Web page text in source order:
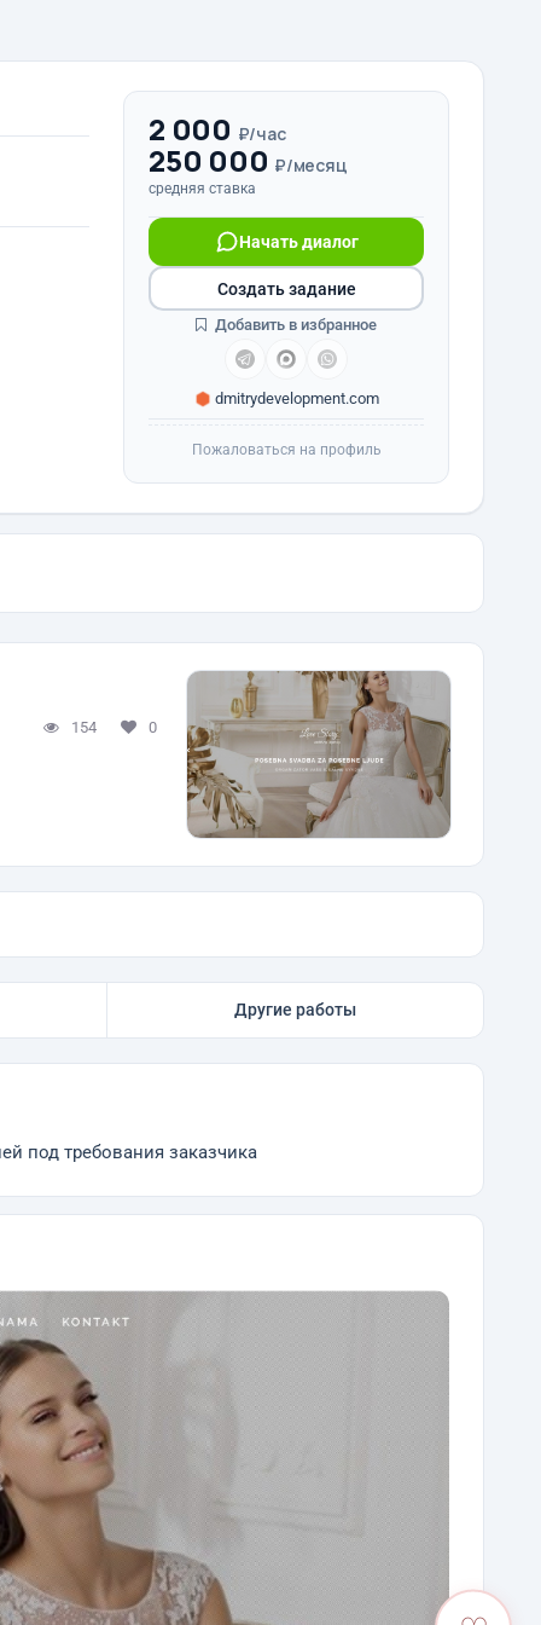
2 000 ₽/час
250 000 ₽/месяц
средняя ставка
Начать диалог
dmitrydevelopment.com
Создать задание
Добавить в избранное
Пожаловаться на профиль
154 0
Другие работы
под требования заказчика